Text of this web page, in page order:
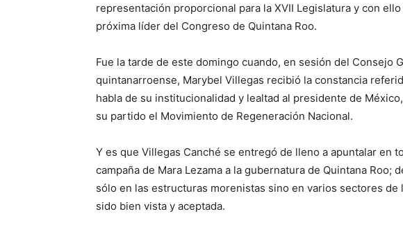
representación proporcional para la XVII Legislatura y con
próxima líder del Congreso de Quintana Roo.
Fue la tarde de este domingo cuando, en sesión del Consejo
quintanarroense, Marybel Villegas recibió la constancia
habla de su institucionalidad y lealtad al presidente de
su partido el Movimiento de Regeneración Nacional.
Y es que Villegas Canché se entregó de lleno a apuntalar en
campaña de Mara Lezama a la gubernatura de Quintana Roo;
sólo en las estructuras morenistas sino en varios sectores
sido bien vista y aceptada.